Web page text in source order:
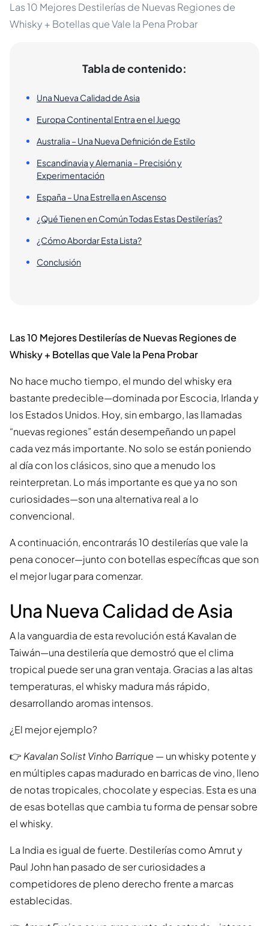
Las 10 Mejores Destilerías de Nuevas Regiones de
Whisky + Botellas que Vale la Pena Probar
Tabla de contenido:
Una Nueva Calidad de Asia
Europa Continental Entra en el Juego
Australia – Una Nueva Definición de Estilo
Escandinavia y Alemania – Precisión y
Experimentación
España – Una Estrella en Ascenso
¿Qué Tienen en Común Todas Estas Destilerías?
¿Cómo Abordar Esta Lista?
Conclusión
Las 10 Mejores Destilerías de Nuevas Regiones de
Whisky + Botellas que Vale la Pena Probar
No hace mucho tiempo, el mundo del whisky era
bastante predecible—dominada por Escocia, Irlanda y
los Estados Unidos. Hoy, sin embargo, las llamadas
“nuevas regiones” están desempeñando un papel
cada vez más importante. No solo se están poniendo
al día con los clásicos, sino que a menudo los
reinterpretan. Lo más importante es que ya no son
curiosidades—son una alternativa real a lo
convencional.
A continuación, encontrarás 10 destilerías que vale la
pena conocer—junto con botellas específicas que son
el mejor lugar para comenzar.
Una Nueva Calidad de Asia
A la vanguardia de esta revolución está Kavalan de
Taiwán—una destilería que demostró que el clima
tropical puede ser una gran ventaja. Gracias a las altas
temperaturas, el whisky madura más rápido,
desarrollando aromas intensos.
¿El mejor ejemplo?
👉 Kavalan Solist Vinho Barrique — un whisky potente y
en múltiples capas madurado en barricas de vino, lleno
de notas tropicales, chocolate y especias. Esta es una
de esas botellas que cambia tu forma de pensar sobre
el whisky.
La India es igual de fuerte. Destilerías como Amrut y
Paul John han pasado de ser curiosidades a
competidores de pleno derecho frente a marcas
establecidas.